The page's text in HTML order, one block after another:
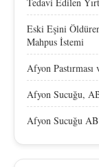
Tedavi Edilen
Eski Eşini
Mahpus İstemi
Afyon
Afyon Sucuğu,
Afyon Sucuğu